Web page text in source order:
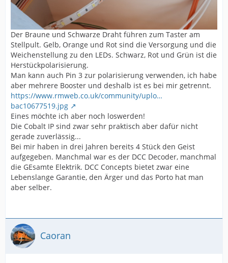
Der Braune und Schwarze Draht führen zum Taster am
Stellpult. Gelb, Orange und Rot sind die Versorgung und die
Weichenstellung zu den LEDs. Schwarz, Rot und Grün ist die
Herstückpolarisierung.
Man kann auch Pin 3 zur polarisierung verwenden, ich habe
aber mehrere Booster und deshalb ist es bei mir getrennt.
https://www.rmweb.co.uk/community/uplo…
bac10677519.jpg
Eines möchte ich aber noch loswerden!
Die Cobalt IP sind zwar sehr praktisch aber dafür nicht
gerade zuverlässig...
Bei mir haben in drei Jahren bereits 4 Stück den Geist
aufgegeben. Manchmal war es der DCC Decoder, manchmal
die GEsamte Elektrik. DCC Concepts bietet zwar eine
Lebenslange Garantie, den Ärger und das Porto hat man
aber selber.
Caoran